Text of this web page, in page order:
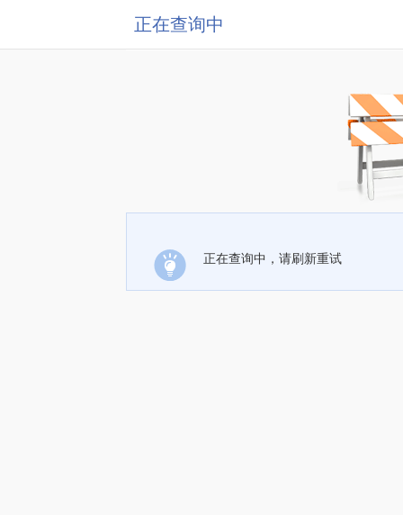
正在查询中
正在查询中，请刷新重试